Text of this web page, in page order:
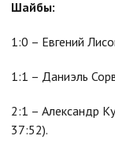
Шайбы:
1:0 – Евгений
1:1 – Даниэль
2:1 – Александр
37:52).